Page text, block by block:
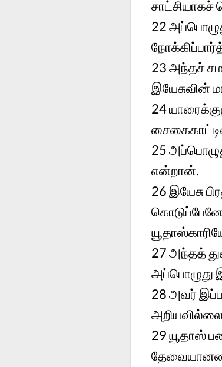
22
23அந்தச்
இயேசுவின்
24
25
என்றான்.
26 இயேசு
27அந்தத்
அப்பொழுது
28அவர்
29யூதாஸ்